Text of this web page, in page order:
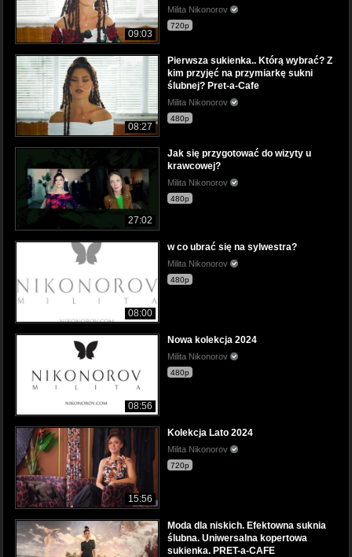
09:03
Milita Nikonorov
720p
08:27
Pierwsza sukienka.. Którą wybrać? Z
kim przyjęć na przymiarkę sukni
ślubnej? Pret-a-Cafe
Milita Nikonorov
480p
27:02
Jak się przygotować do wizyty u
krawcowej?
Milita Nikonorov
480p
08:00
w co ubrać się na sylwestra?
Milita Nikonorov
480p
08:56
Nowa kolekcja 2024
Milita Nikonorov
480p
15:56
Kolekcja Lato 2024
Milita Nikonorov
720p
Moda dla niskich. Efektowna suknia
ślubna. Uniwersalna kopertowa
sukienka. PRET-a-CAFE